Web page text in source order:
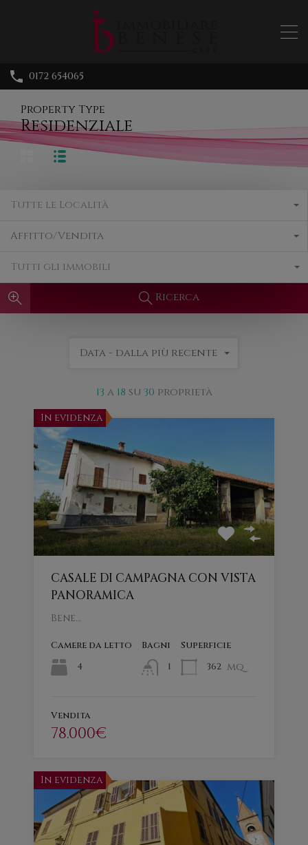
0172 654065
Property Type
Residenziale
Tutte le Località
Affitto/Vendita
Tutti gli immobili
Ricerca
13 a 18 su 30 proprietà
Data - dalla più recente
In evidenza
CASALE DI CAMPAGNA CON VISTA
PANORAMICA
Bene…
Camere da letto
4
Bagni
1
Superficie
362 mq
Vendita
78.000€
In evidenza